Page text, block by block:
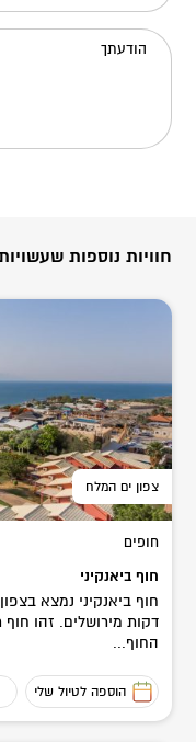
הודעתך
חוויות נוספות
צפון ים המלח
חופים
חוף ביאנקיני
דקות מירושלים. זהו
החוף...
הוספה לטיול שלי